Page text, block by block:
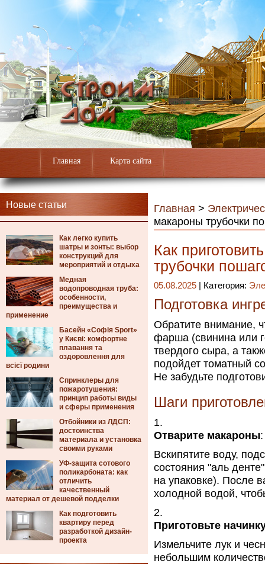
Главная Карта сайта
Новые статьи
Как легко купить
шатры и зонты: выбор
конструкций для
мероприятий и отдыха
Медная
водопроводная труба:
особенности,
преимущества и
применение
Басейн «Софія Sport»
у Києві: комфортне
плавання та
оздоровлення для
всієї родини
Спринклеры для
пожаротушения:
принцип работы виды
и сферы применения
Отбойники из ЛДСП:
достоинства
материала и установка
своими руками
УФ-защита сотового
поликарбоната: как
отличить
качественный
материал от дешевой подделки
Как подготовить
квартиру перед
разработкой дизайн-
проекта
Главная >
макароны трубочки
Как
трубочки
05.08.2025 | Категория:
Подготовка
Обратите внимание,
фарша (свинина или
твердого сыра, а
подойдет томатный
Не забудьте
Шаги
Отварите макароны:
Вскипятите воду,
состояния "аль
на упаковке). После
холодной водой,
Приготовьте
Измельчите лук и
небольшим